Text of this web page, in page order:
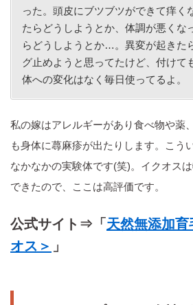
った。頭皮にブツブツができて痒く
たらどうしようとか、体調が悪くな
らどうしようとか…。異変が起きた
グ止めようと思ってたけど、付けて
体への変化はなく毎日使ってるよ。
私の嫁はアレルギーがあり食べ物や薬
も身体に蕁麻疹が出たりします。こう
なかなかの実験体です(笑)。イクオス
できたので、ここは高評価です。
公式サイト⇒「 天然無添加
オス＞ 」